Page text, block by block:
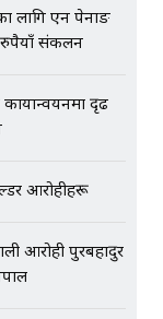
लागि एन पेनाङ
रुपैयाँ संकलन
कार्यान्वयनमा दृढ
आरोहीहरू
आरोही पुरबहादुर